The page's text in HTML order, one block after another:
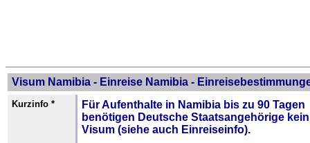
Visum Namibia - Einreise Namibia -
Kurzinfo *
Für Aufenthalte in Namibia bis zu 90 Tagen
benötigen Deutsche Staatsangehörige kein
Visum (siehe auch Einreiseinfo).